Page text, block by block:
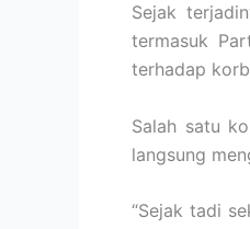
Sejak
termasuk
terhadap
Salah satu
langsung
“Sejak tadi